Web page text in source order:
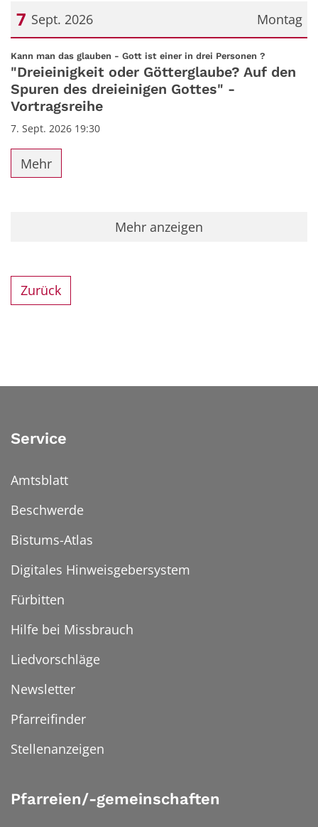
Montag
7 Sept. 2026
Datum: 7. September 2026
Kann man das glauben - Gott ist einer in drei Personen ?
"Dreieinigkeit oder Götterglaube? Auf den
Spuren des dreieinigen Gottes" -
Vortragsreihe
7. Sept. 2026 19:30
Mehr
Mehr anzeigen
Zurück
Service
Amtsblatt
Beschwerde
Bistums-Atlas
Digitales Hinweisgebersystem
Fürbitten
Hilfe bei Missbrauch
Liedvorschläge
Newsletter
Pfarreifinder
Stellenanzeigen
Pfarreien/-gemeinschaften